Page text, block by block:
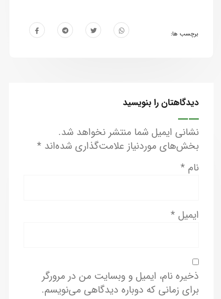
برچسب ها:
دیدگاهتان را بنویسید
نشانی ایمیل شما منتشر نخواهد شد.
بخش‌های موردنیاز علامت‌گذاری شده‌اند *
نام *
ایمیل *
ذخیره نام، ایمیل و وبسایت من در مرورگر
برای زمانی که دوباره دیدگاهی می‌نویسم.